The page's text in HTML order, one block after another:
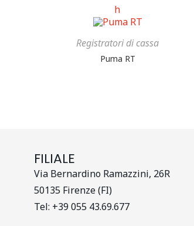
Registratori di cassa
Puma RT
FILIALE
Via Bernardino Ramazzini, 26R
50135 Firenze (FI)
Tel: +39 055 43.69.677